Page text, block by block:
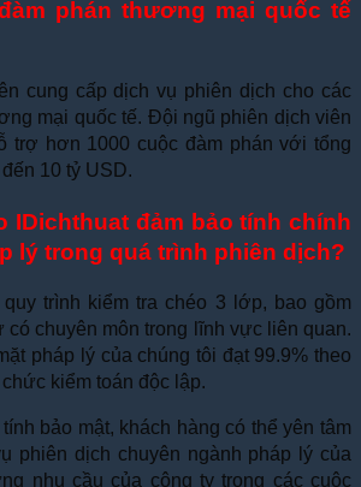
phán thương mại quốc tế
cung cấp dịch vụ phiên dịch cho các
mại quốc tế. Đội ngũ phiên dịch viên
trợ hơn 1000 cuộc đàm phán với tổng
10 tỷ USD.
IDichthuat đảm bảo tính chính
lý trong quá trình phiên dịch?
trình kiểm tra chéo 3 lớp, bao gồm
chuyên môn trong lĩnh vực liên quan.
pháp lý của chúng tôi đạt 99.9% theo
kiểm toán độc lập.
bảo mật, khách hàng có thể yên tâm
phiên dịch chuyên ngành pháp lý của
nhu cầu của công ty trong các cuộc